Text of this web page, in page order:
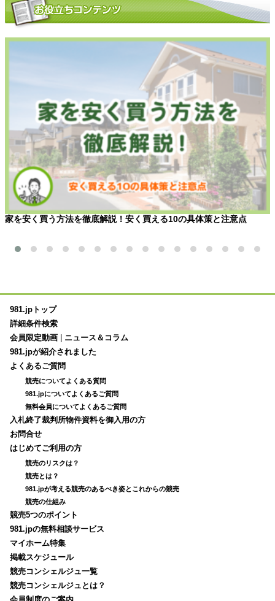
家を安く買う方法を徹底解説！安く買える10の具体策と注意点
981.jpトップ
詳細条件検索
会員限定動画
ニュース＆コラム
981.jpが紹介されました
よくあるご質問
競売についてよくある質問
981.jpについてよくあるご質問
無料会員についてよくあるご質問
入札終了裁判所物件資料を御入用の方
お問合せ
はじめてご利用の方
競売のリスクは？
競売とは？
981.jpが考える競売のあるべき姿とこれからの競売
競売の仕組み
競売5つのポイント
981.jpの無料相談サービス
マイホーム特集
掲載スケジュール
競売コンシェルジュ一覧
競売コンシェルジュとは？